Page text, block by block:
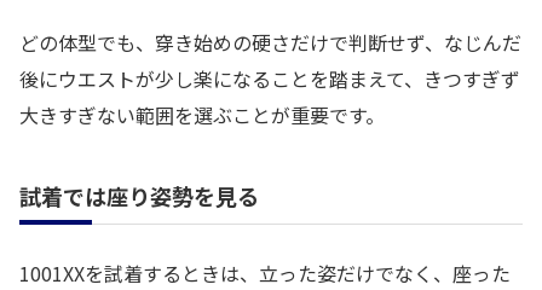
どの体型でも、穿き始めの硬さだけで判断せず、なじんだ
後にウエストが少し楽になることを踏まえて、きつすぎず
大きすぎない範囲を選ぶことが重要です。
試着では座り姿勢を見る
1001XXを試着するときは、立った姿だけでなく、座った